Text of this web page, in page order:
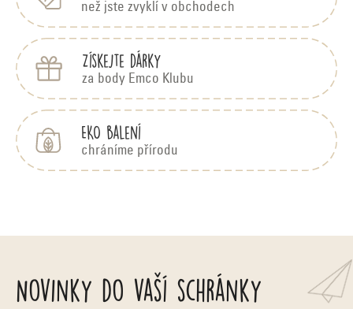
než jste zvyklí v obchodech
Získejte dárky
za body Emco Klubu
EKO balení
chráníme přírodu
Novinky do vaší schránky